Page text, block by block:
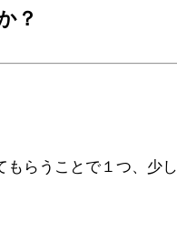
？
もらうことで１つ、少し